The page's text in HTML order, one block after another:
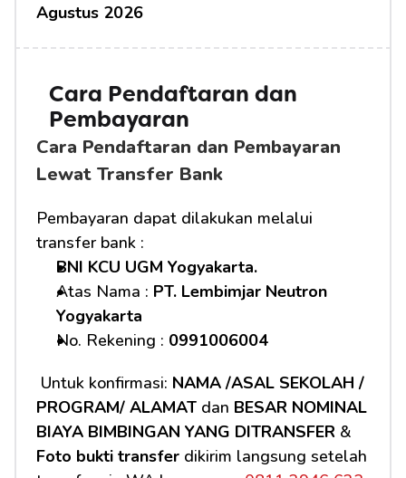
Agustus 2026
Cara Pendaftaran dan
Pembayaran
Cara Pendaftaran dan Pembayaran
Lewat Transfer Bank
Pembayaran dapat dilakukan melalui
transfer bank :
BNI KCU UGM Yogyakarta.
Atas Nama : PT. Lembimjar Neutron
Yogyakarta
No. Rekening : 0991006004
Untuk konfirmasi: NAMA /ASAL SEKOLAH /
PROGRAM/ ALAMAT dan BESAR NOMINAL
BIAYA BIMBINGAN YANG DITRANSFER
Foto bukti transfer dikirim langsung setelah